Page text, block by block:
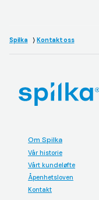
Spilka Kontakt oss
Om Spilka
Vår historie
Vårt kundeløfte
Åpenhetsloven
Kontakt